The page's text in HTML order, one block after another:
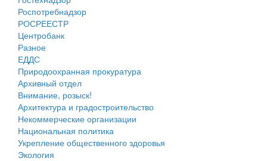
Собрание депутатов
Городское поселение
Сельские поселения
Роспотребнадзор
РОСРЕЕСТР
Центробанк
Разное
ЕДДС
Природоохранная прокуратура
Архивный отдел
Внимание, розыск!
Архитектура и градостроительство
Некоммерческие организации
Национальная политика
Укрепление общественного здоровья
Экология